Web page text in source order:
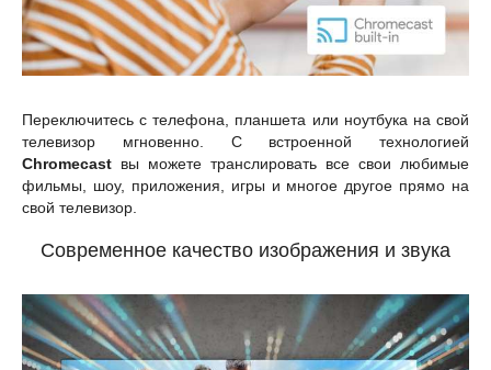
Переключитесь с телефона, планшета или ноутбука на свой
телевизор мгновенно. С встроенной технологией
Chromecast вы можете транслировать все свои любимые
фильмы, шоу, приложения, игры и многое другое прямо на
свой телевизор.
Современное качество изображения и звука